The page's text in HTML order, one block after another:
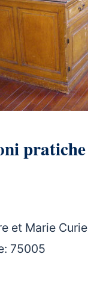
pratiche
et Marie Curie
75005